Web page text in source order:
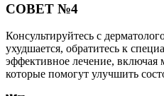
СОВЕТ №4
Консультируйтесь с
ухудшается, обратитесь к
эффективное лечение,
которые помогут улучшить